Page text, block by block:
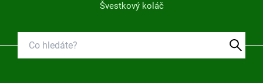
Švestkový koláč